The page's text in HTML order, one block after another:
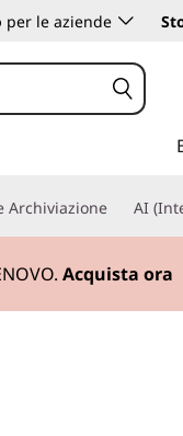
per le aziende
Archiviazione AI
Acquista ora